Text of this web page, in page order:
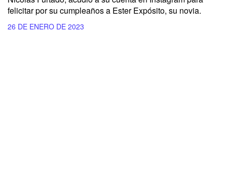
felicitar por su cumpleaños a Ester Expósito, su novia.
26 DE ENERO DE 2023